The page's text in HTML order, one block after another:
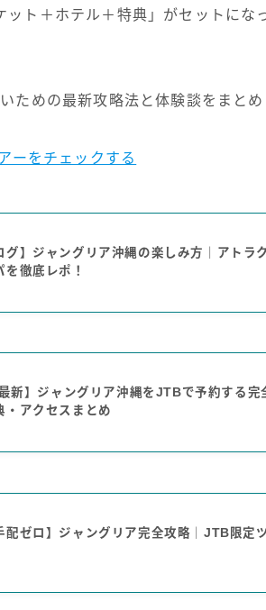
ット＋ホテル＋特典」がセットにな
ための最新攻略法と体験談をまとめ
ーをチェックする
グ】ジャングリア沖縄の楽しみ方｜アトラ
を徹底レポ！
新】ジャングリア沖縄をJTBで予約する完
・アクセスまとめ
配ゼロ】ジャングリア完全攻略｜JTB限定